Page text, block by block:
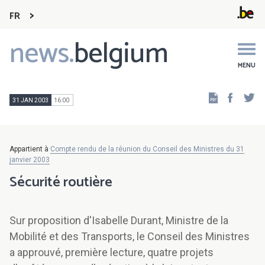
FR
news.belgium MENU
Main
navigation
31 JAN 2003 16:00
Appartient à Compte rendu de la réunion du Conseil des Ministres du 31
janvier 2003
Sécurité routière
Sur proposition d'Isabelle Durant, Ministre de la
Mobilité et des Transports, le Conseil des Ministres
a approuvé, première lecture, quatre projets